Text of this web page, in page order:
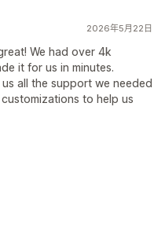
2026年5月22日
We had over 4k
it for us in minutes.
all the support we needed
to help us